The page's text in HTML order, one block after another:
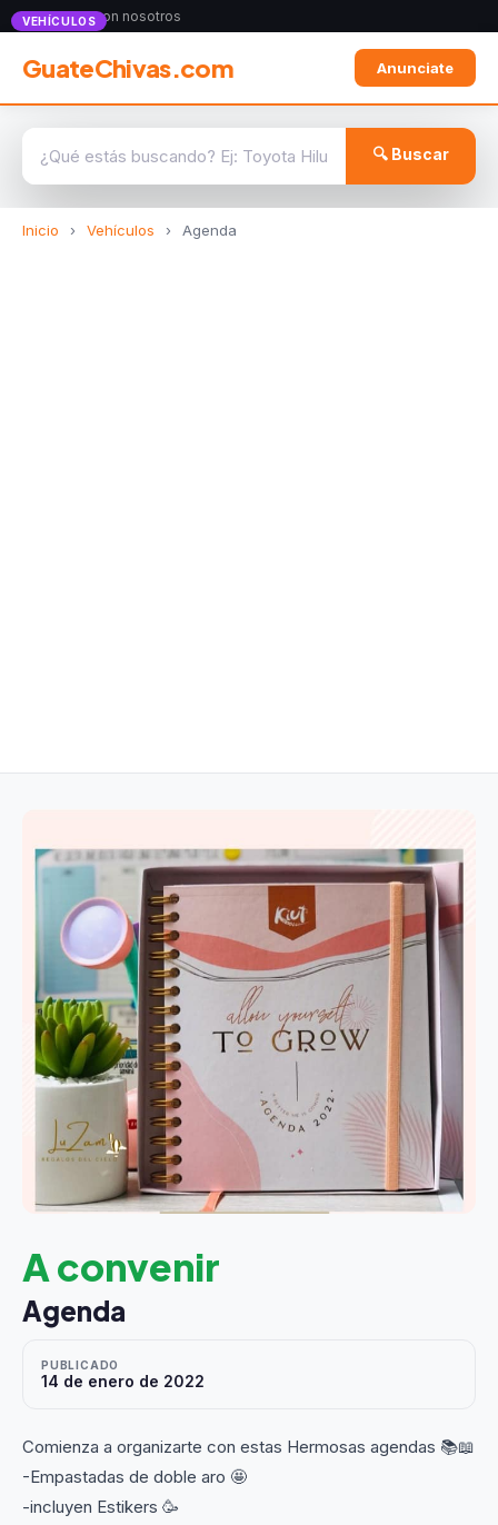
Anunciate con nosotros
GuateChivas.com Anunciate
🔍 Buscar
Inicio › Vehículos › Agenda
VEHÍCULOS
A convenir
Agenda
PUBLICADO
14 de enero de 2022
Comienza a organizarte con estas Hermosas agendas 📚📖
-Empastadas de doble aro 🤩
-incluyen Estikers 🥳